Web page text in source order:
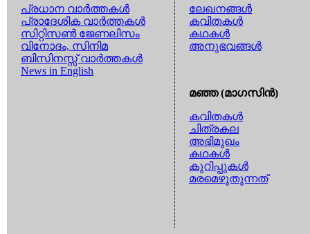
പ്രധാന വാര്‍ത്തകള്‍
പ്രാദേശിക വാര്‍ത്തകള്‍
സിറ്റിസണ്‍ ജേണലിസം
വിനോദം, സിനിമ
ബിസിനസ്സ് വാര്‍ത്തകള്‍
News in English
ലേഖനങ്ങള്‍
കവിതകള്‍
കഥകള്‍
അനുഭവങ്ങള്‍
മഞ്ഞ (മാഗസിന്‍)
കവിതകള്‍
ചിത്രകല
അഭിമുഖം
കഥകള്‍
കുറിപ്പുകള്‍
മരമെഴുതുന്നത്